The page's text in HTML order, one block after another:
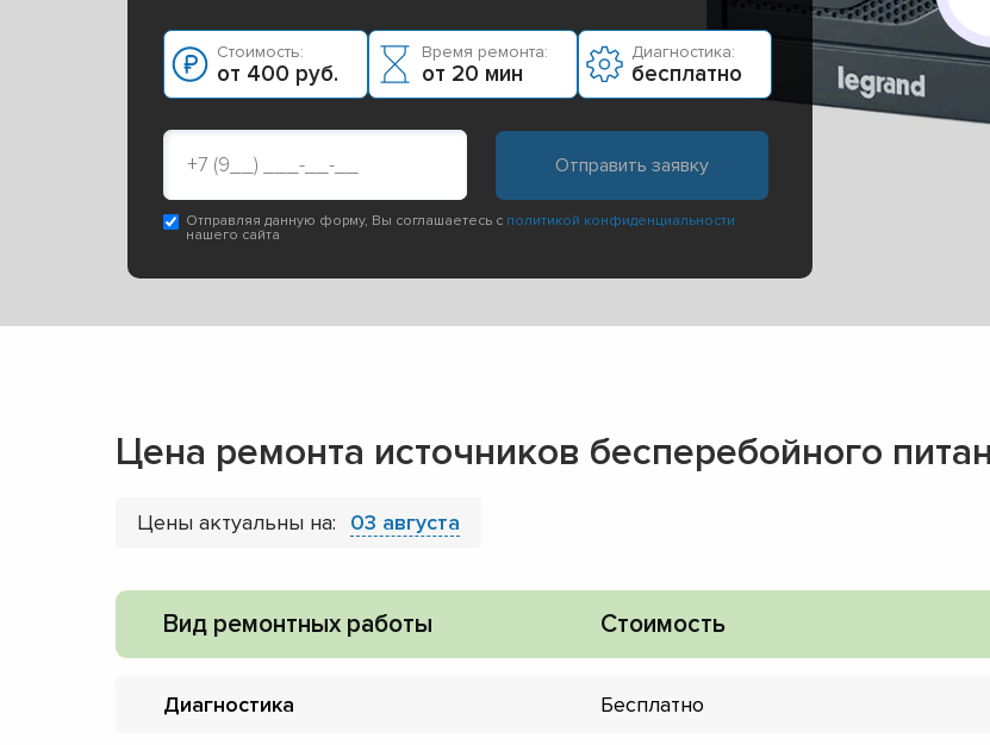
Стоимость:
от 400 руб.
Время ремонта:
от 20 мин
Диагностика:
бесплатно
Отправляя данную форму, Вы соглашаетесь с политикой конфиденциальности
нашего сайта
Цена ремонта источников бесперебойного
Цены актуальны на: 03 августа
Вид ремонтных работы Стоимость
Диагностика Бесплатно